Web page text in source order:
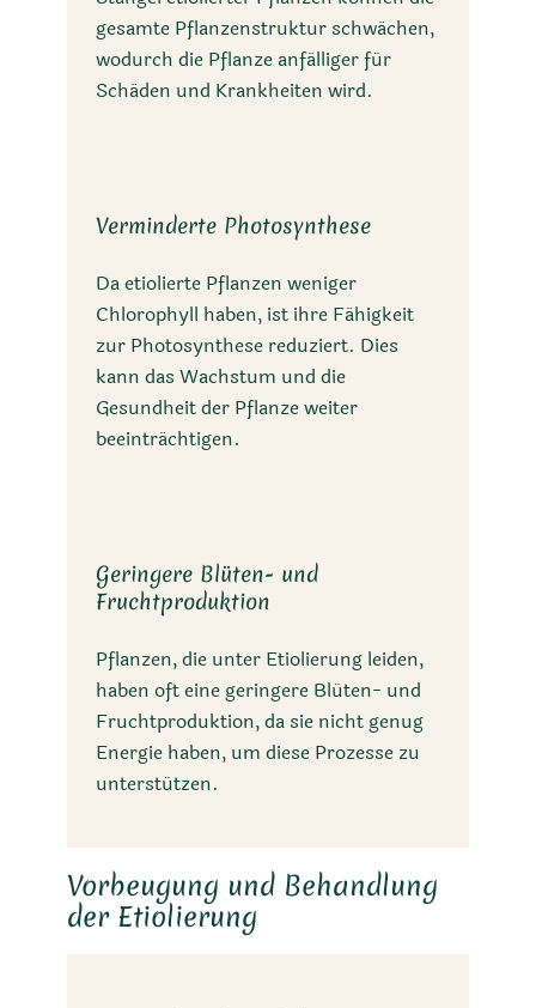
gesamte Pflanzenstruktur schwächen,
wodurch die Pflanze anfälliger für
Schäden und Krankheiten wird.
Verminderte Photosynthese
Da etiolierte Pflanzen weniger
Chlorophyll haben, ist ihre Fähigkeit
zur Photosynthese reduziert. Dies
kann das Wachstum und die
Gesundheit der Pflanze weiter
beeinträchtigen.
Geringere Blüten- und
Fruchtproduktion
Pflanzen, die unter Etiolierung leiden,
haben oft eine geringere Blüten- und
Fruchtproduktion, da sie nicht genug
Energie haben, um diese Prozesse zu
unterstützen.
Vorbeugung und Behandlung
der Etiolierung